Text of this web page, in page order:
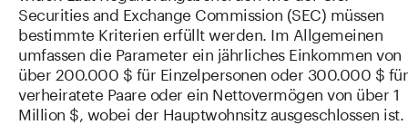
Securities and Exchange Commission (SEC) müssen
bestimmte Kriterien erfüllt werden. Im Allgemeinen
umfassen die Parameter ein jährliches Einkommen von
über 200.000 $ für Einzelpersonen oder 300.000 $ für
verheiratete Paare oder ein Nettovermögen von über 1
Million $, wobei der Hauptwohnsitz ausgeschlossen ist.